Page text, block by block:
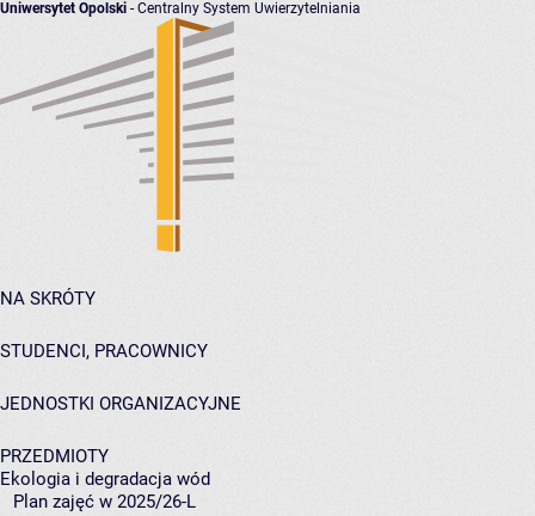
Uniwersytet Opolski - Centralny System Uwierzytelniania
NA SKRÓTY
STUDENCI, PRACOWNICY
JEDNOSTKI ORGANIZACYJNE
PRZEDMIOTY
Ekologia i degradacja wód
Plan zajęć w 2025/26-L